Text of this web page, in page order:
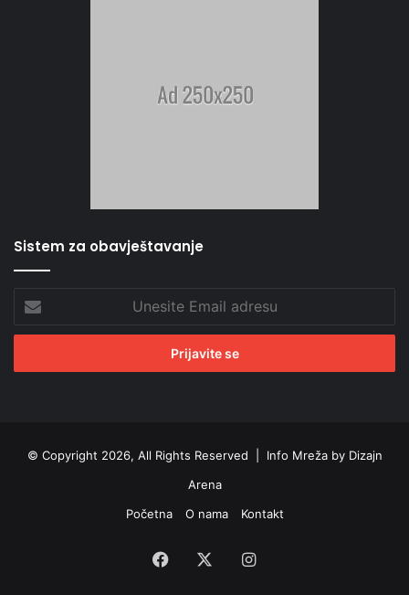
Sistem za obavještavanje
Unesite
Email
adresu
© Copyright 2026, All Rights Reserved | Info Mreža by Dizajn
Arena
Početna
O nama Kontakt
Facebook Instagram